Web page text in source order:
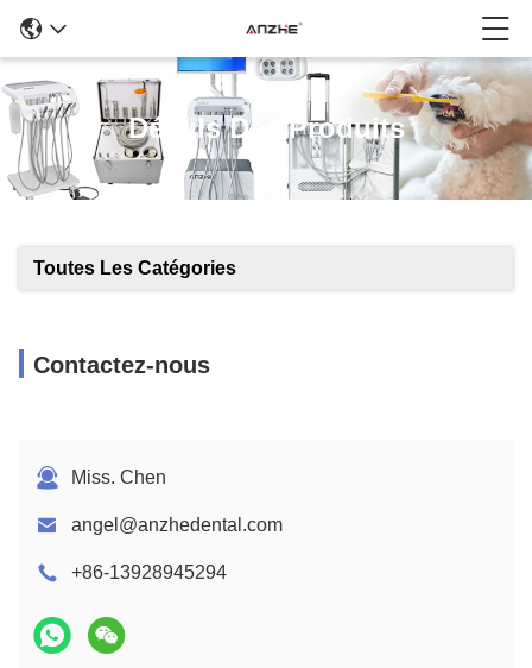
Détails Des Produits
Toutes Les Catégories
Contactez-nous
Miss. Chen
angel@anzhedental.com
+86-13928945294